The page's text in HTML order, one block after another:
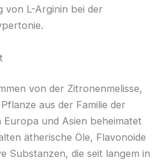
von L-Arginin bei der
von der Zitronenmelisse,
aus der Familie der
und Asien beheimatet
ätherische Öle, Flavonoide
Substanzen, die seit langem in